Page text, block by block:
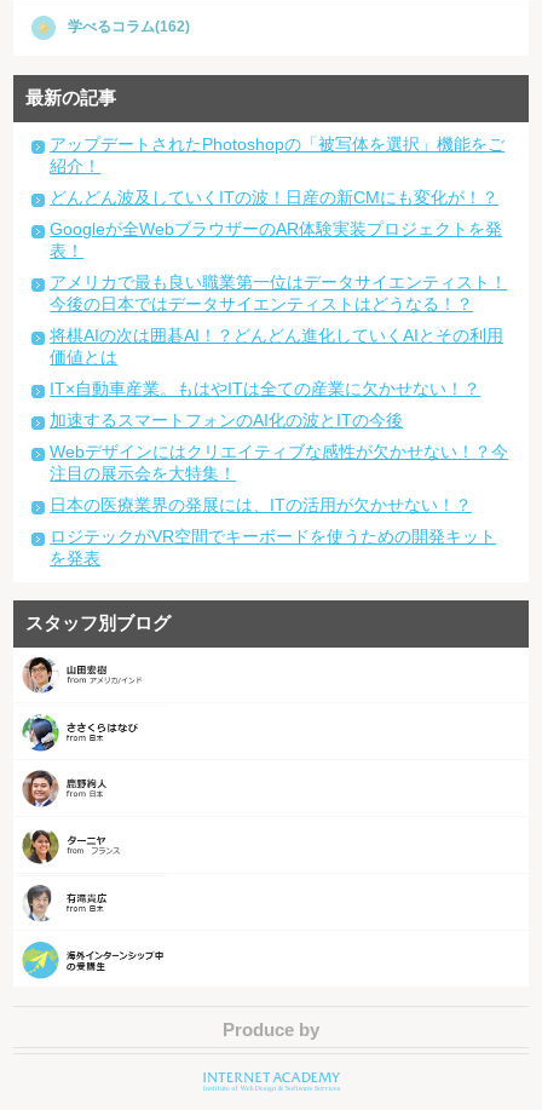
学べるコラム(162)
最新の記事
アップデートされたPhotoshopの「被写体を選択」機能をご
紹介！
どんどん波及していくITの波！日産の新CMにも変化が！？
Googleが全WebブラウザーのAR体験実装プロジェクトを発
表！
アメリカで最も良い職業第一位はデータサイエンティスト！
今後の日本ではデータサイエンティストはどうなる！？
将棋AIの次は囲碁AI！？どんどん進化していくAIとその利用
価値とは
IT×自動車産業。もはやITは全ての産業に欠かせない！？
加速するスマートフォンのAI化の波とITの今後
Webデザインにはクリエイティブな感性が欠かせない！？今
注目の展示会を大特集！
日本の医療業界の発展には、ITの活用が欠かせない！？
ロジテックがVR空間でキーボードを使うための開発キット
を発表
スタッフ別ブログ
Produce by